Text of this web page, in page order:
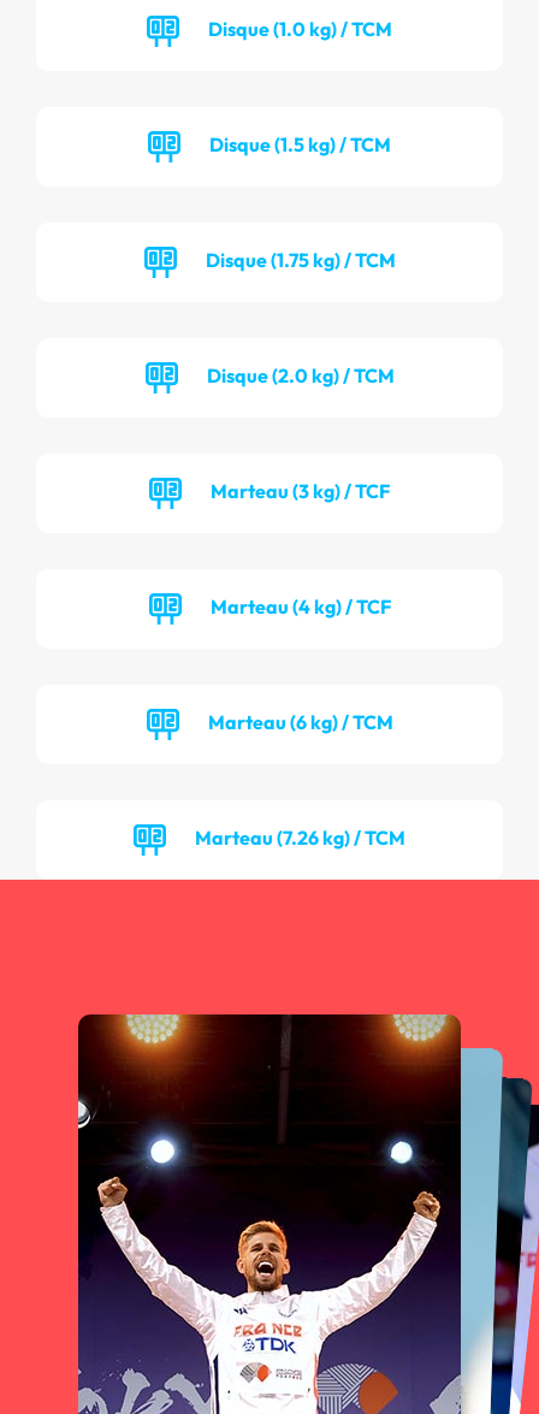
Disque (1.0 kg) / TCM
Disque (1.5 kg) / TCM
Disque (1.75 kg) / TCM
Disque (2.0 kg) / TCM
Marteau (3 kg) / TCF
Marteau (4 kg) / TCF
Marteau (6 kg) / TCM
Marteau (7.26 kg) / TCM